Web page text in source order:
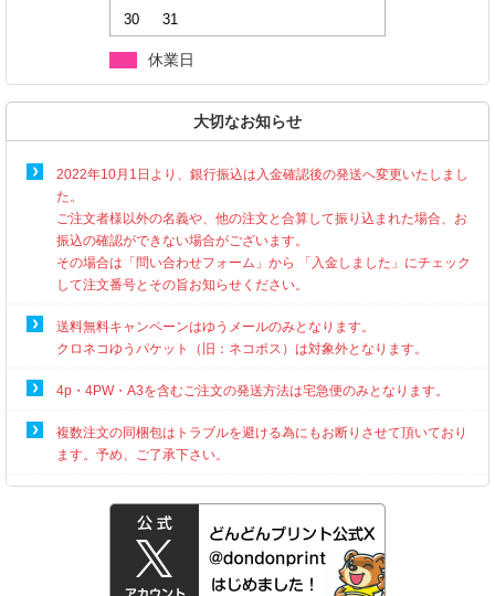
30
31
休業日
大切なお知らせ
2022年10月1日より、銀行振込は入金確認後の発送へ変更いたしまし
た。
ご注文者様以外の名義や、他の注文と合算して振り込まれた場合、お
振込の確認ができない場合がございます。
その場合は「問い合わせフォーム」から 「入金しました」にチェック
して注文番号とその旨お知らせください。
送料無料キャンペーンはゆうメールのみとなります。
クロネコゆうパケット（旧：ネコポス）は対象外となります。
4p・4PW・A3を含むご注文の発送方法は宅急便のみとなります。
複数注文の同梱包はトラブルを避ける為にもお断りさせて頂いており
ます。予め、ご了承下さい。